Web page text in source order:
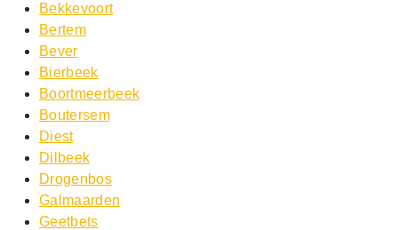
Bekkevoort
Bertem
Bever
Bierbeek
Boortmeerbeek
Boutersem
Diest
Dilbeek
Drogenbos
Galmaarden
Geetbets